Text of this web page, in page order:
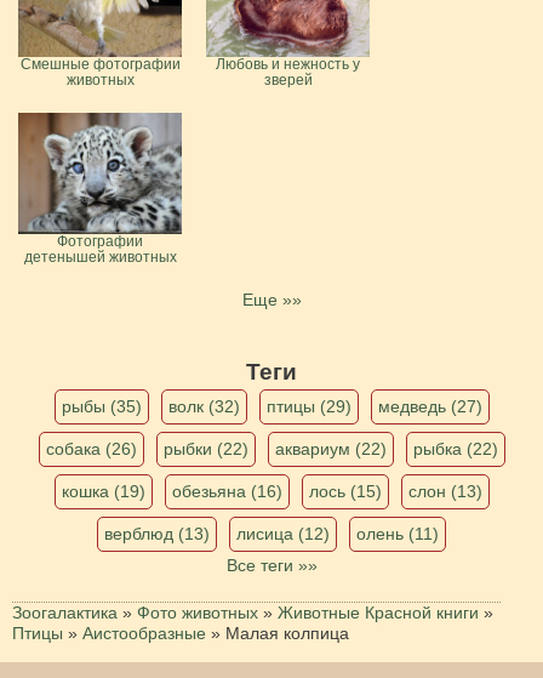
Смешные фотографии
животных
Любовь и нежность у
зверей
Фотографии
детенышей животных
Еще »»
Теги
рыбы (35) волк (32) птицы (29) медведь (27)
собака (26) рыбки (22) аквариум (22) рыбка (22)
кошка (19) обезьяна (16) лось (15) слон (13)
верблюд (13) лисица (12)
олень (11)
Все теги »»
Зоогалактика » Фото животных » Животные Красной книги »
Птицы » Аистообразные » Малая колпица